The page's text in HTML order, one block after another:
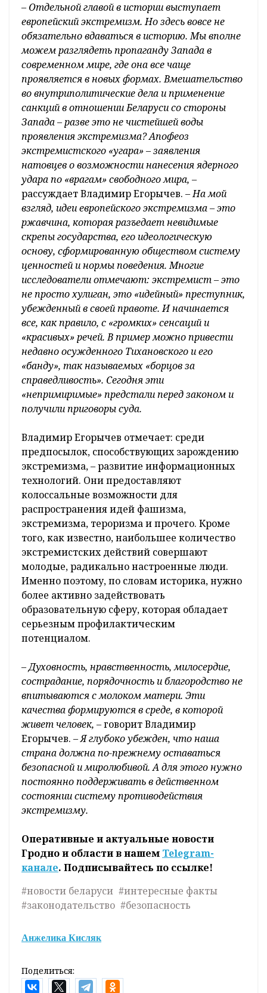
– Отдельной главой в истории выступает
европейский экстремизм. Но здесь вовсе не
обязательно вдаваться в историю. Мы вполне
можем разглядеть пропаганду Запада в
современном мире, где она все чаще
проявляется в новых формах. Вмешательство
во внутриполитические дела и применение
санкций в отношении Беларуси со стороны
Запада – разве это не чистейшей воды
проявления экстремизма? Апофеоз
экстремистского «угара» – заявления
натовцев о возможности нанесения ядерного
удара по «врагам» свободного мира, –
рассуждает Владимир Егорычев. – На мой
взгляд, идеи европейского экстремизма – это
ржавчина, которая разъедает невидимые
скрепы государства, его идеологическую
основу, сформированную обществом систему
ценностей и нормы поведения. Многие
исследователи отмечают: экстремист – это
не просто хулиган, это «идейный» преступник,
убежденный в своей правоте. И начинается
все, как правило, с «громких» сенсаций и
«красивых» речей. В пример можно привести
недавно осужденного Тихановского и его
«банду», так называемых «борцов за
справедливость». Сегодня эти
«непримиримые» предстали перед законом и
получили приговоры суда.
Владимир Егорычев отмечает: среди
предпосылок, способствующих зарождению
экстремизма, – развитие информационных
технологий. Они предоставляют
колоссальные возможности для
распространения идей фашизма,
экстремизма, тероризма и прочего. Кроме
того, как известно, наибольшее количество
экстремистских действий совершают
молодые, радикально настроенные люди.
Именно поэтому, по словам историка, нужно
более активно задействовать
образовательную сферу, которая обладает
серьезным профилактическим
потенциалом.
– Духовность, нравственность, милосердие,
сострадание, порядочность и благородство не
впитываются с молоком матери. Эти
качества формируются в среде, в которой
живет человек, –говорит Владимир
Егорычев. – Я глубоко убежден, что наша
страна должна по-прежнему оставаться
безопасной и миролюбивой. А для этого нужно
постоянно поддерживать в действенном
состоянии систему противодействия
экстремизму.
Оперативные и актуальные новости
Гродно и области в нашем Telegram-
канале. Подписывайтесь по ссылке!
#новости беларуси #интересные факты
#законодательство #безопасность
Анжелика Кисляк
Поделиться: